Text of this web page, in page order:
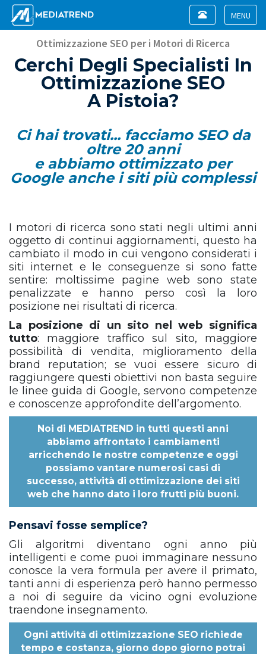
Toggle
Toggle
navigation
Ottimizzazione SEO per i Motori di Ricerca
Cerchi Degli Specialisti In
Ottimizzazione SEO
A Pistoia?
Ci hai trovati... facciamo SEO da
oltre 20 anni
e abbiamo ottimizzato per
Google anche i siti più complessi
I motori di ricerca sono stati negli ultimi anni
oggetto di continui aggiornamenti, questo ha
cambiato il modo in cui vengono considerati i
siti internet e le conseguenze si sono fatte
sentire: moltissime pagine web sono state
penalizzate e hanno perso così la loro
posizione nei risultati di ricerca.
La posizione di un sito nel web significa
tutto: maggiore traffico sul sito, maggiore
possibilità di vendita, miglioramento della
brand reputation; se vuoi essere sicuro di
raggiungere questi obiettivi non basta seguire
le linee guida di Google, servono competenze
e conoscenze approfondite dell’argomento.
Noi di MEDIATREND in tutti questi anni
abbiamo affrontato i cambiamenti
arricchendo le nostre competenze e oggi
possiamo vantare numerosi casi di
successo, attività di ottimizzazione dei siti
web che hanno dato i loro frutti più buoni.
Pensavi fosse semplice?
Gli algoritmi diventano ogni anno più
intelligenti e come puoi immaginare nessuno
conosce la vera formula per avere il primato,
tanti anni di esperienza però hanno permesso
a noi di seguire da vicino ogni evoluzione
traendone insegnamento.
Ogni attività di ottimizzazione SEO richiede
tempo e costanza, giorno dopo giorno potrai